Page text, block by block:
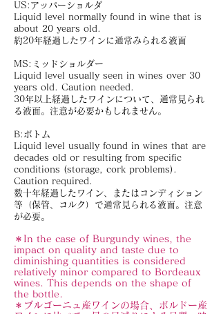
US:アッパーショルダ
Liquid level normally found in wine that is
about 20 years old.
約20年経過したワインに通常みられる液面
MS:ミッドショルダー
Liquid level usually seen in wines over 30
years old. Caution needed.
30年以上経過したワインについて、通常見られ
る液面。注意が必要かもしれません。
B:ボトム
Liquid level usually found in wines that are
decades old or resulting from specific
conditions (storage, cork problems).
Caution required.
数十年経過したワイン、またはコンディション
等（保管、コルク）で通常見られる液面。注意
が必要。
＊In the case of Burgundy wines, the
impact on quality and taste due to
diminishing quantities is considered
relatively minor compared to Bordeaux
wines. This depends on the shape of
the bottle.
＊ブルゴーニュ産ワインの場合、ボルドー産